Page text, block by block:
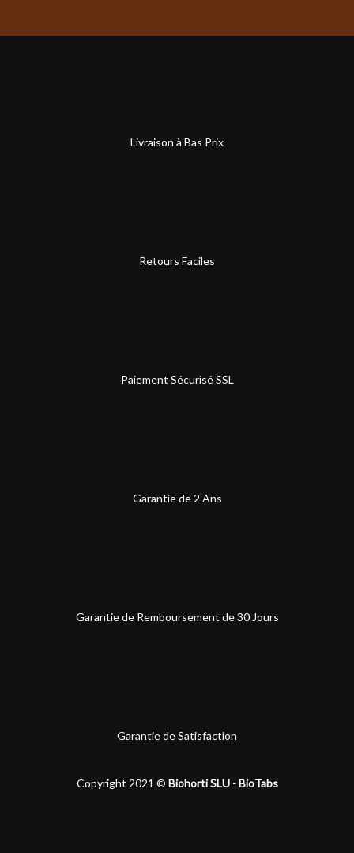
Livraison à Bas Prix
Retours Faciles
Paiement Sécurisé SSL
Garantie de 2 Ans
Garantie de Remboursement de 30 Jours
Garantie de Satisfaction
Copyright 2021 © Biohorti SLU - BioTabs